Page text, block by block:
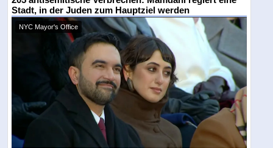
Stadt, in der Juden zum Hauptziel werden
NYC Mayor's Office